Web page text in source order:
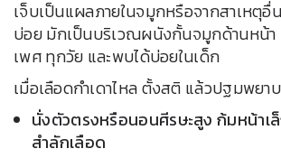
เจ็บเป็นแผลภายในจมูกหรือจากสาเหตุ
บ่อย มักเป็นบริเวณผนังกั้นจมูกด้านหน้า
เพศ ทุกวัย และพบได้บ่อยในเด็ก
เมื่อเลือดกำเดาไหล ตั้งสติ แล้วปฐมพยา
นั่งตัวตรงหรือนอนศีรษะสูง ก้มหน้าเ
สำลักเลือด